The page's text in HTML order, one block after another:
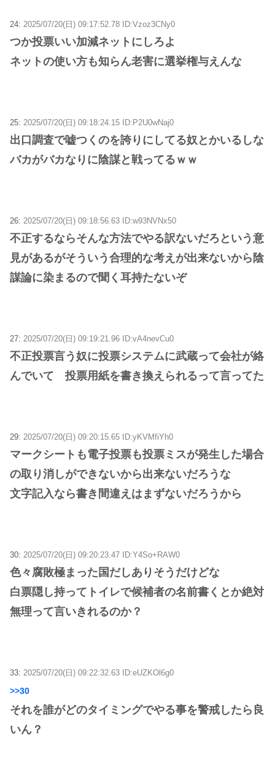
24: 2025/07/20(日) 09:17:52.78 ID:Vzoz3CNy0
つか投票いい加減ネットにしろよ
ネットの使い方も知らん老害に選挙権与えんな
25: 2025/07/20(日) 09:18:24.15 ID:P2U0wNaj0
出口調査で嘘つくのを誇りにしてる奴とかいるしな
バカがバカなりに陰謀と戦ってるｗｗ
26: 2025/07/20(日) 09:18:56.63 ID:w93NVNx50
不正するならそんな方法でやる訳ないだろという意
見があるがそういう合理的な考えが出来ないから陰
謀論に染まるので聞く耳持たないぞ
27: 2025/07/20(日) 09:19:21.96 ID:vA4nevCu0
不正投票言う奴に投票システムに武蔵って会社が絡
んでいて 投票用紙を書き換えられるって言ってた
29: 2025/07/20(日) 09:20:15.65 ID:yKVMfiYh0
マークシートも電子投票も投票ミスが発生した場合
の取り消しができないから出来ないだろうな
文字記入なら書き間違えはまずないだろうから
30: 2025/07/20(日) 09:20:23.47 ID:Y4So+RAW0
色々腐敗極まった国だしありそうだけどな
白票隠し持ってトイレで候補者の名前書くとか絶対
無理って言いきれるのか？
33: 2025/07/20(日) 09:22:32.63 ID:eUZKOl6g0
>>30
それを誰がどのタイミングでやる事を警戒したら良
いん？